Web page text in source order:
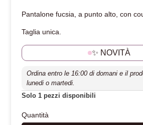
Pantalone fucsia, a punto alto, con
Taglia unica.
✨ NOVITÀ
Ordina entro le 16:00 di domani e il
lunedi o martedi.
Solo 1 pezzi disponibili